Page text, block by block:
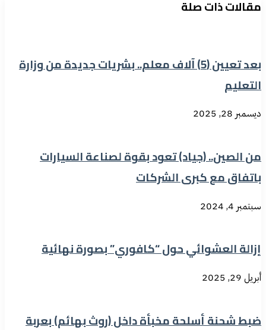
مقالات ذات صلة
بعد تعيين (5) آلاف معلم.. بشريات جديدة من وزارة
التعليم
ديسمبر 28, 2025
من الصين.. (جياد) تعود بقوة لصناعة السيارات
باتفاق مع كبرى الشركات
سبتمبر 4, 2024
إزالة العشوائي حول “كافوري” بصورة نهائية
أبريل 29, 2025
ضبط شحنة أسلحة مخبأة داخل (روث بهائم) بعربة